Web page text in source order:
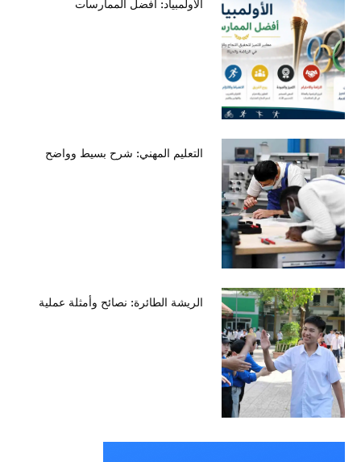
الأولمبياد: أفضل الممارسات
التعليم المهني: شرح بسيط وواضح
الريشة الطائرة: نصائح وأمثلة عملية